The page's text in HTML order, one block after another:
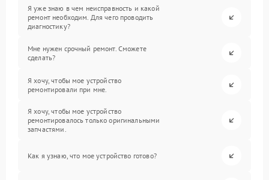
Я уже знаю в чем неисправность и какой
ремонт необходим. Для чего проводить
диагностику?
Мне нужен срочный ремонт. Сможете
сделать?
Я хочу, чтобы мое устройство
ремонтировали при мне.
Я хочу, чтобы мое устройство
ремонтировалось только оригинальными
запчастями.
Как я узнаю, что мое устройство готово?